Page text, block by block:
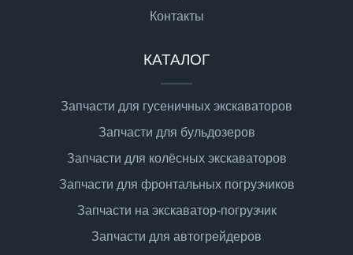
Контакты
КАТАЛОГ
Запчасти для гусеничных экскаваторов
Запчасти для бульдозеров
Запчасти для колёсных экскаваторов
Запчасти для фронтальных погрузчиков
Запчасти на экскаватор-погрузчик
Запчасти для автогрейдеров